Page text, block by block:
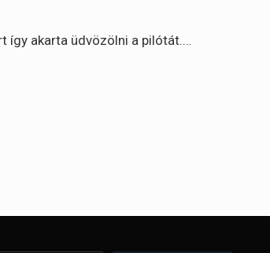
így akarta üdvözölni a pilótát.…